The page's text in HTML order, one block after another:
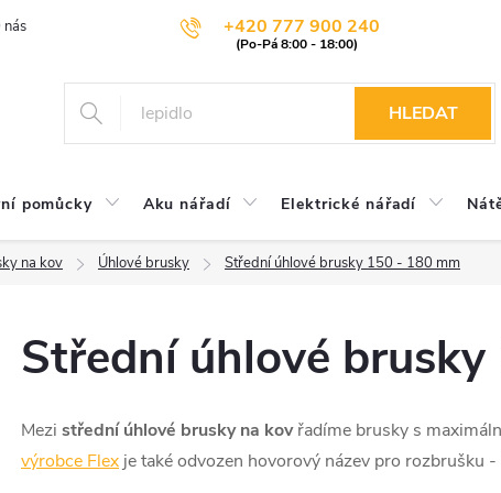
+420 777 900 240
nás
HLEDAT
pomůcky Aku nářadí Elektrické nářadí
na kov Úhlové brusky Střední úhlové brusky 150 - 180 mm
Střední úhlové
Mezi střední úhlové brusky na kovřadíme brusky s
výrobce Flex je také odvozen hovorový název pro rozbrušku